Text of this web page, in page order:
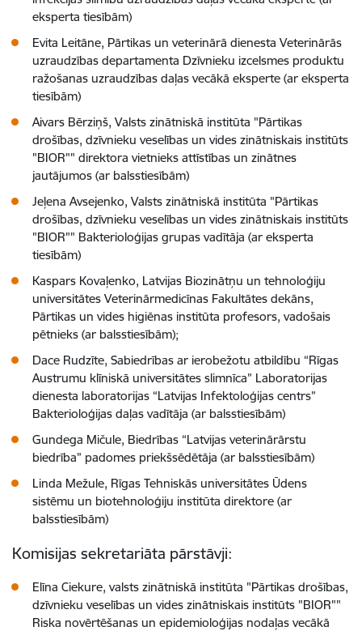
eksperta tiesībām)
Evita Leitāne, Pārtikas un veterinārā dienesta Veterinārās
uzraudzības departamenta Dzīvnieku izcelsmes produktu
ražošanas uzraudzības daļas vecākā eksperte (ar eksperta
tiesībām)
Aivars Bērziņš, Valsts zinātniskā institūta "Pārtikas
drošības, dzīvnieku veselības un vides zinātniskais institūts
"BIOR"" direktora vietnieks attīstības un zinātnes
jautājumos (ar balsstiesībām)
Jeļena Avsejenko, Valsts zinātniskā institūta "Pārtikas
drošības, dzīvnieku veselības un vides zinātniskais institūts
"BIOR"" Bakterioloģijas grupas vadītāja (ar eksperta
tiesībām)
Kaspars Kovaļenko, Latvijas Biozinātņu un tehnoloģiju
universitātes Veterinārmedicīnas Fakultātes dekāns,
Pārtikas un vides higiēnas institūta profesors, vadošais
pētnieks (ar balsstiesībām);
Dace Rudzīte, Sabiedrības ar ierobežotu atbildību “Rīgas
Austrumu klīniskā universitātes slimnīca” Laboratorijas
dienesta laboratorijas “Latvijas Infektoloģijas centrs”
Bakterioloģijas daļas vadītāja (ar balsstiesībām)
Gundega Mičule, Biedrības “Latvijas veterinārārstu
biedrība” padomes priekšsēdētāja (ar balsstiesībām)
Linda Mežule, Rīgas Tehniskās universitātes Ūdens
sistēmu un biotehnoloģiju institūta direktore (ar
balsstiesībām)
Komisijas sekretariāta pārstāvji:
Elīna Ciekure, valsts zinātniskā institūta "Pārtikas drošības,
dzīvnieku veselības un vides zinātniskais institūts "BIOR""
Riska novērtēšanas un epidemioloģijas nodaļas vecākā